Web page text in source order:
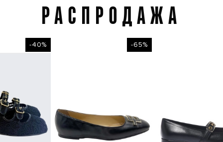
РаспродажаРАСПРОДАЖА